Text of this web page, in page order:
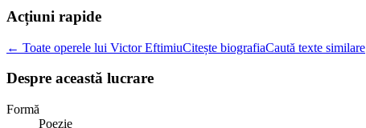
Acțiuni rapide
← Toate operele lui Victor EftimiuCitește biografiaCaută texte similare
Despre această lucrare
Formă
Poezie